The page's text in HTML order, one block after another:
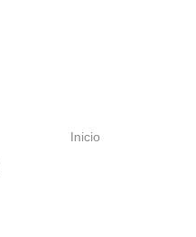
Inicio